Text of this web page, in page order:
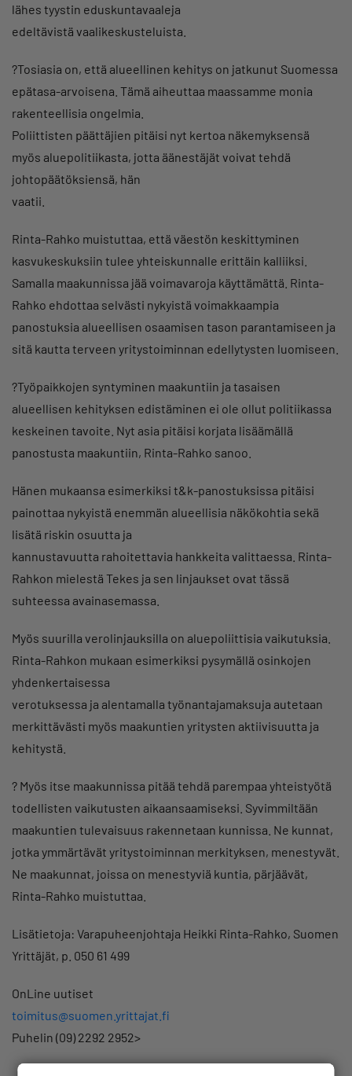
lähes tyystin eduskuntavaaleja
edeltävistä vaalikeskusteluista.
?Tosiasia on, että alueellinen kehitys on jatkunut Suomessa
epätasa-arvoisena. Tämä aiheuttaa maassamme monia
rakenteellisia ongelmia.
Poliittisten päättäjien pitäisi nyt kertoa näkemyksensä
myös aluepolitiikasta, jotta äänestäjät voivat tehdä
johtopäätöksiensä, hän
vaatii.
Rinta-Rahko muistuttaa, että väestön keskittyminen
kasvukeskuksiin tulee yhteiskunnalle erittäin kalliiksi.
Samalla maakunnissa jää voimavaroja käyttämättä. Rinta-
Rahko ehdottaa selvästi nykyistä voimakkaampia
panostuksia alueellisen osaamisen tason parantamiseen ja
sitä kautta terveen yritystoiminnan edellytysten luomiseen.
?Työpaikkojen syntyminen maakuntiin ja tasaisen
alueellisen kehityksen edistäminen ei ole ollut politiikassa
keskeinen tavoite. Nyt asia pitäisi korjata lisäämällä
panostusta maakuntiin, Rinta-Rahko sanoo.
Hänen mukaansa esimerkiksi t&k-panostuksissa pitäisi
painottaa nykyistä enemmän alueellisia näkökohtia sekä
lisätä riskin osuutta ja
kannustavuutta rahoitettavia hankkeita valittaessa. Rinta-
Rahkon mielestä Tekes ja sen linjaukset ovat tässä
suhteessa avainasemassa.
Myös suurilla verolinjauksilla on aluepoliittisia vaikutuksia.
Rinta-Rahkon mukaan esimerkiksi pysymällä osinkojen
yhdenkertaisessa
verotuksessa ja alentamalla työnantajamaksuja autetaan
merkittävästi myös maakuntien yritysten aktiivisuutta ja
kehitystä.
? Myös itse maakunnissa pitää tehdä parempaa yhteistyötä
todellisten vaikutusten aikaansaamiseksi. Syvimmiltään
maakuntien tulevaisuus rakennetaan kunnissa. Ne kunnat,
jotka ymmärtävät yritystoiminnan merkityksen, menestyvät.
Ne maakunnat, joissa on menestyviä kuntia, pärjäävät,
Rinta-Rahko muistuttaa.
Lisätietoja: Varapuheenjohtaja Heikki Rinta-Rahko, Suomen
Yrittäjät, p. 050 61 499
OnLine uutiset
toimitus@suomen.yrittajat.fi
Puhelin (09) 2292 2952>